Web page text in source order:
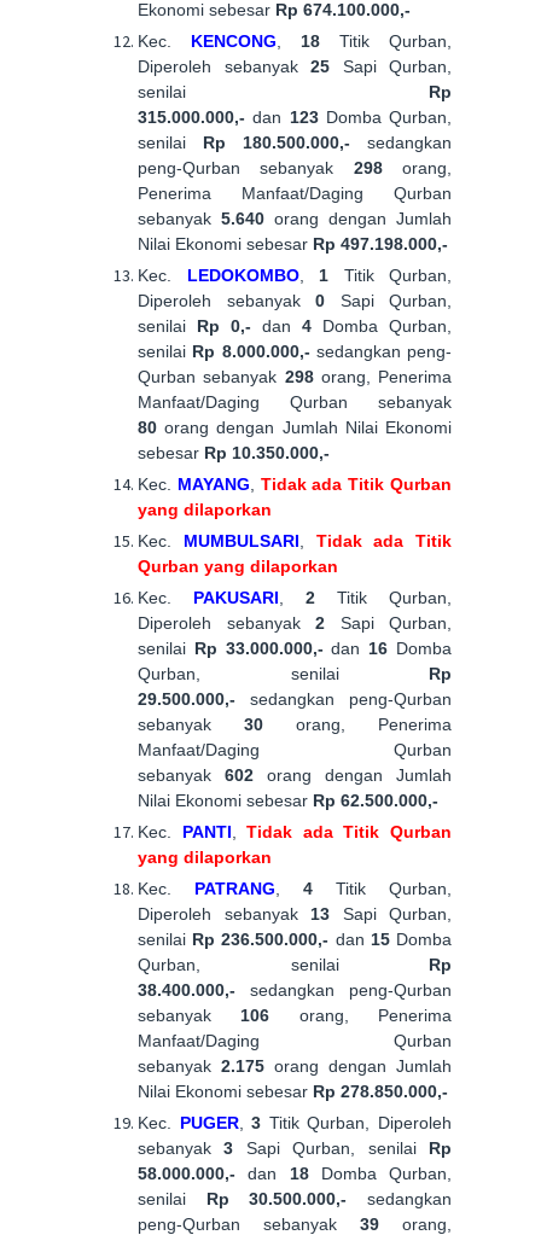
Ekonomi sebesar Rp 674.100.000,-
Kec. KENCONG 18 Titik Qurban,
Diperoleh sebanyak 25 Sapi Qurban,
senilai Rp
315.000.000,- dan 123Domba Qurban,
senilai Rp 180.500.000,- sedangkan
peng-Qurban sebanyak 298orang,
Penerima Manfaat/Daging Qurban
sebanyak 5.640 orang dengan Jumlah
Nilai Ekonomi sebesar Rp 497.198.000,-
Kec. LEDOKOMBO, 1 Titik Qurban,
Diperoleh sebanyak 0 Sapi Qurban,
senilai Rp 0,- dan 4 Domba Qurban,
senilai Rp 8.000.000,-sedangkan peng-
Qurban sebanyak 298orang, Penerima
Manfaat/Daging Qurban sebanyak
80orang dengan Jumlah Nilai Ekonomi
sebesar Rp 10.350.000,-
Kec. MAYANG
Tidak ada Titik Qurban
yang dilaporkan
Kec. MUMBULSARI
Tidak ada Titik
Qurban yang dilaporkan
Kec. PAKUSARI 2 Titik Qurban,
Diperoleh sebanyak 2 Sapi Qurban,
senilai Rp 33.000.000,-dan 16 Domba
Qurban, senilai Rp
29.500.000,- sedangkan peng-Qurban
sebanyak 30 orang, Penerima
Manfaat/Daging Qurban
sebanyak 602 orang dengan Jumlah
Nilai Ekonomi sebesar Rp 62.500.000,-
Kec. PANTI ,Tidak ada Titik Qurban
yang dilaporkan
Kec. PATRANG 4 Titik Qurban,
Diperoleh sebanyak 13 Sapi Qurban,
senilai Rp 236.500.000,- dan 15Domba
Qurban, senilai Rp
38.400.000,- sedangkan peng-Qurban
sebanyak 106 orang, Penerima
Manfaat/Daging Qurban
sebanyak 2.175 orang dengan Jumlah
Nilai Ekonomi sebesar Rp 278.850.000,-
Kec. PUGER,3 Titik Qurban, Diperoleh
sebanyak3 Sapi Qurban, senilai Rp
58.000.000,- dan 18Domba Qurban,
senilai Rp 30.500.000,- sedangkan
peng-Qurban sebanyak 39 orang,